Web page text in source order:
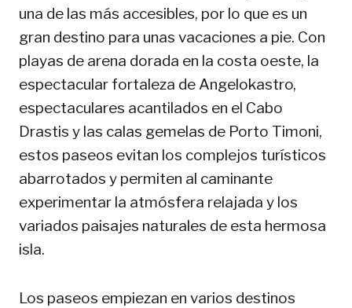
una de las más accesibles, por lo que es un
gran destino para unas vacaciones a pie. Con
playas de arena dorada en la costa oeste, la
espectacular fortaleza de Angelokastro,
espectaculares acantilados en el Cabo
Drastis y las calas gemelas de Porto Timoni,
estos paseos evitan los complejos turísticos
abarrotados y permiten al caminante
experimentar la atmósfera relajada y los
variados paisajes naturales de esta hermosa
isla.
Los paseos empiezan en varios destinos